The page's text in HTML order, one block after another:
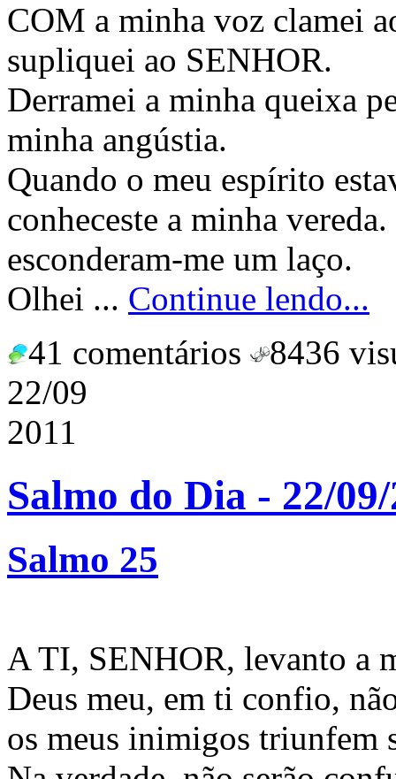
COM a minha voz clamei
supliquei ao SENHOR.
Derramei a minha queixa
minha angústia.
Quando o meu espírito
conheceste a minha
esconderam-me um laço.
Olhei ... Continue lendo...
41 comentários
8436
22/09
2011
Salmo do Dia - 22/09/
Salmo 25
A TI, SENHOR, levanto a
Deus meu, em ti confio,
os meus inimigos triunfem